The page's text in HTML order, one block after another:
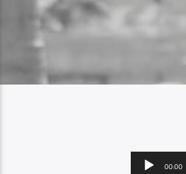
Audio
00:00